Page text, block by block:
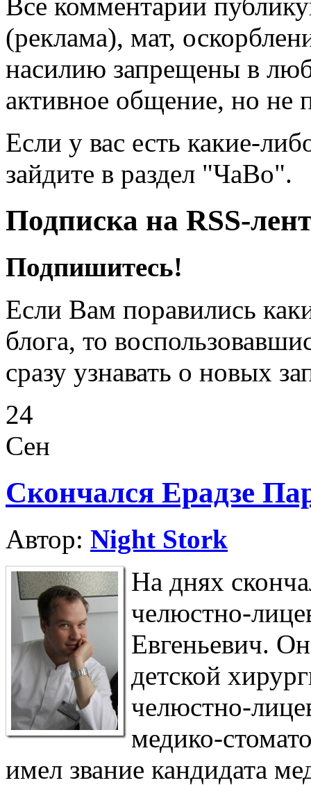
(реклама), мат,
насилию запрещены в
активное общение, но не
Если у вас есть какие-
зайдите в раздел "ЧаВо".
Подписка на RSS-
Подпишитесь!
Если Вам поравились
блога, то
сразу узнавать о новых
24
Сен
Скончался Ерадзе
Автор: Night Stork
На днях
челюстно-
Евгеньевич.
детской
челюстно-
медико-
имел звание кандидата